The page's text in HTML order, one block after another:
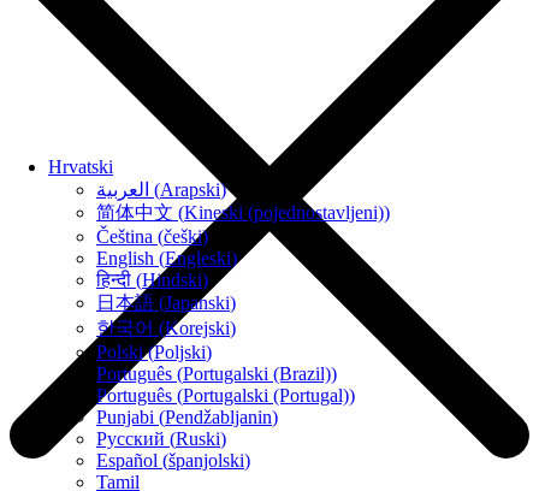
Hrvatski
العربية (Arapski)
简体中文 (Kineski (pojednostavljeni))
Čeština (češki)
English (Engleski)
हिन्दी (Hindski)
日本語 (Japanski)
한국어 (Korejski)
Polski(Poljski)
Português (Portugalski (Brazil))
Português (Portugalski (Portugal))
Punjabi (Pendžabljanin)
Русский (Ruski)
Español (španjolski)
Tamil